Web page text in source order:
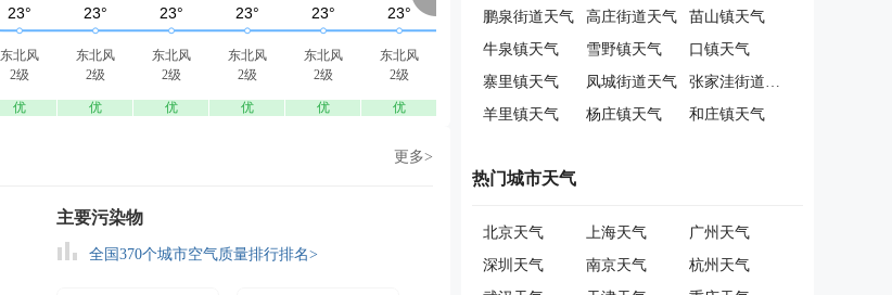
东北风
2级
优
东北风
2级
优
东北风
2级
优
东北风
2级
优
东北风
2级
优
东北风
2级
优
东北风
2级
东北风
3级
优
东北风
3级
优
东北风
3级
优
更多>
主要污染物
全国370个城市空气质量排行排名>
鹏泉街道天气
高庄街道天气
苗山镇天气
牛泉镇天气
雪野镇天气
口镇天气
寨里镇天气
凤城街道天气
张家洼街道天气
羊里镇天气
杨庄镇天气 和庄镇天气
热门城市天气
北京天气 上海天气
广州天气
深圳天气
南京天气
杭州天气